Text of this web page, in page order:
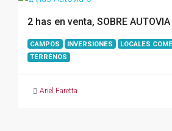
2 has en venta, SOBRE
CAMPOS INVERSIONES
LOCALES
TERRENOS
Ariel Faretta